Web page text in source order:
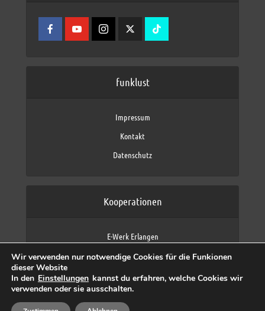
funklust
Impressum
Kontakt
Datenschutz
Kooperationen
E-Werk Erlangen
Fraunhofer IIS
max neo (AFK max)
Wir verwenden nur notwendige Cookies für die Funkionen
dieser Website
In den Einstellungen kannst du erfahren, welche Cookies wir
verwenden oder sie ausschalten.